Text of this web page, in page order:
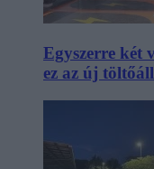
Egyszerre két
ez az új